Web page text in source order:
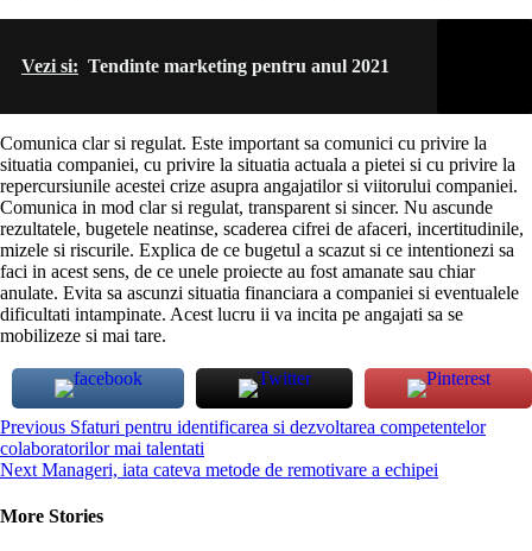
Vezi si: Tendinte marketing pentru anul 2021
Comunica clar si regulat. Este important sa comunici cu privire la
situatia companiei, cu privire la situatia actuala a pietei si cu privire la
repercursiunile acestei crize asupra angajatilor si viitorului companiei.
Comunica in mod clar si regulat, transparent si sincer. Nu ascunde
rezultatele, bugetele neatinse, scaderea cifrei de afaceri, incertitudinile,
mizele si riscurile. Explica de ce bugetul a scazut si ce intentionezi sa
faci in acest sens, de ce unele proiecte au fost amanate sau chiar
anulate. Evita sa ascunzi situatia financiara a companiei si eventualele
dificultati intampinate. Acest lucru ii va incita pe angajati sa se
mobilizeze si mai tare.
Continue
Reading
Previous Sfaturi pentru identificarea si dezvoltarea competentelor
colaboratorilor mai talentati
Next Manageri, iata cateva metode de remotivare a echipei
More Stories